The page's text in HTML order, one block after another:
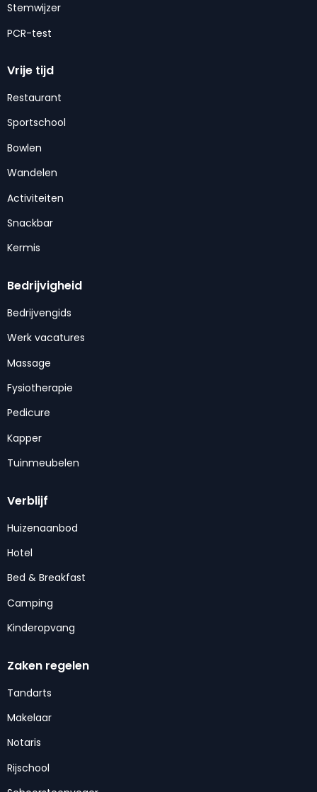
Stemwijzer
PCR-test
Vrije tijd
Restaurant
Sportschool
Bowlen
Wandelen
Activiteiten
Snackbar
Kermis
Bedrijvigheid
Bedrijvengids
Werk vacatures
Massage
Fysiotherapie
Pedicure
Kapper
Tuinmeubelen
Verblijf
Huizenaanbod
Hotel
Bed & Breakfast
Camping
Kinderopvang
Zaken regelen
Tandarts
Makelaar
Notaris
Rijschool